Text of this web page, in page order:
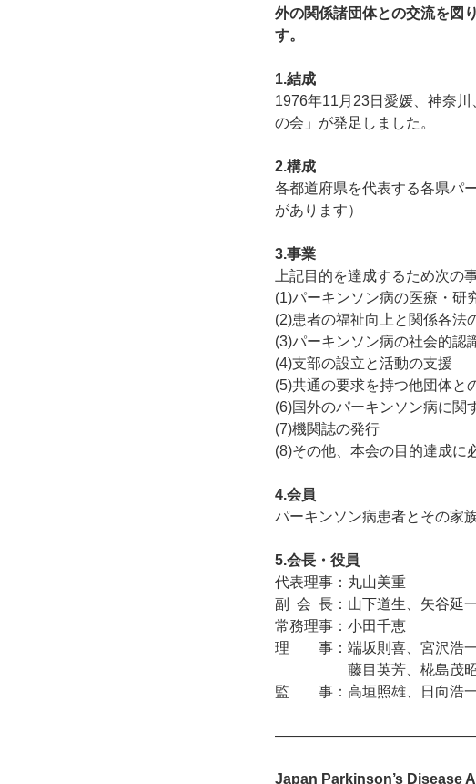
外の関係諸団体との交流を図
す。
1.結成
1976年11月23日愛媛、神奈
の会」が発足しました。
2.構成
各都道府県を代表する各県パ
があります）
3.事業
上記目的を達成するため次の
(1)パーキンソン病の医療・研
(2)患者の福祉向上と関係各法
(3)パーキンソン病の社会的認
(4)支部の設立と活動の支援
(5)共通の要求を持つ他団体と
(6)国外のパーキンソン病に関
(7)機関誌の発行
(8)その他、本会の目的達成に
4.会員
パーキンソン病患者とその家
5.会長・役員
代表理事：丸山美重
副 会 長：山下道生、矢谷延
常務理事：小田千恵
理 事：端坂則喜、宮沢浩一
藤目英芳、椛島茂昭
監 事：高垣照雄、日向浩
Japan Parkinson’s Disease